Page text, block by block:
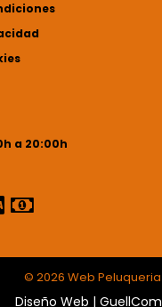
a 20:00h
© 2026 Web Peluqueria
Diseño Web | GuellCom_